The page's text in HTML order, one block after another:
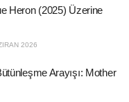
Heron (2025) Üzerine
2026
Arayışı: Mother